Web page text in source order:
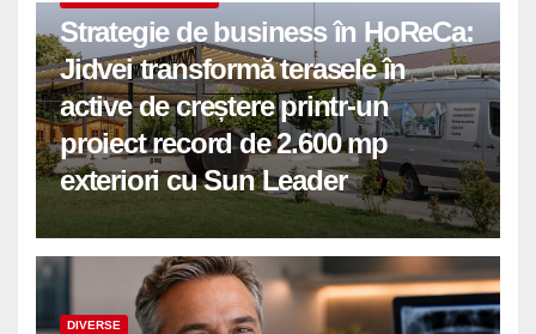
Strategie de business în HoReCa:
Jidvei transformă terasele în
active de creștere printr-un
proiect record de 2.600 mp
exteriori cu Sun Leader
DIVERSE